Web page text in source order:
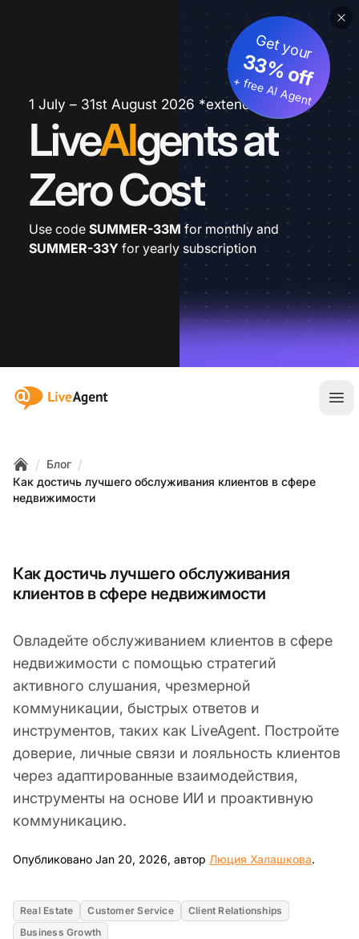
1 July – 31st August 2026 *extended
LiveAIgents at
Zero Cost
Get your
33% off
+ free AI Agent
Use code SUMMER-33M for monthly and
SUMMER-33Y for yearly subscription
:site.title
Home
/ Блог /
Как достичь лучшего обслуживания клиентов в сфере
недвижимости
Как достичь лучшего обслуживания
клиентов в сфере недвижимости
Овладейте обслуживанием клиентов в сфере
недвижимости с помощью стратегий
активного слушания, чрезмерной
коммуникации, быстрых ответов и
инструментов, таких как LiveAgent. Постройте
доверие, личные связи и лояльность клиентов
через адаптированные взаимодействия,
инструменты на основе ИИ и проактивную
коммуникацию.
Опубликовано Jan 20, 2026, автор Люция Халашкова.
Real Estate Customer Service
Client Relationships
Business Growth